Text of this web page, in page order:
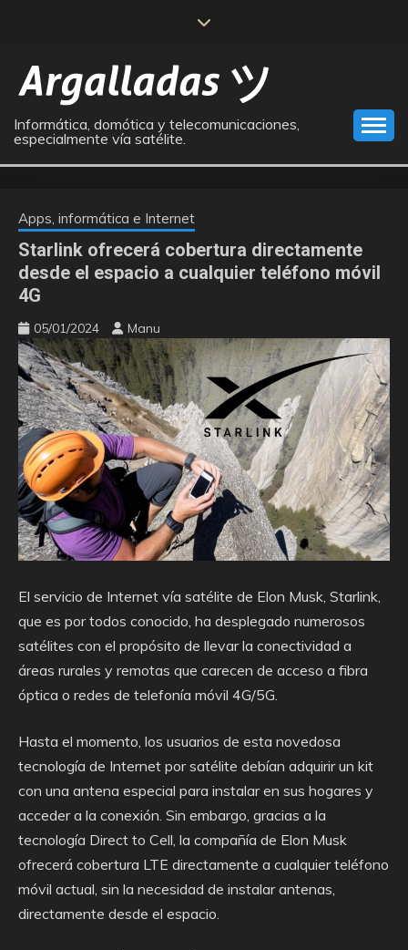
Informática, domótica y telecomunicaciones,
especialmente vía satélite.
Apps, informática e Internet
Starlink ofrecerá cobertura directamente
desde el espacio a cualquier teléfono móvil
4G
05/01/2024 Manu
El servicio de Internet vía satélite de Elon Musk, Starlink,
que es por todos conocido, ha desplegado numerosos
satélites con el propósito de llevar la conectividad a
áreas rurales y remotas que carecen de acceso a fibra
óptica o redes de telefonía móvil 4G/5G.
Hasta el momento, los usuarios de esta novedosa
tecnología de Internet por satélite debían adquirir un kit
con una antena especial para instalar en sus hogares y
acceder a la conexión. Sin embargo, gracias a la
tecnología Direct to Cell, la compañía de Elon Musk
ofrecerá cobertura LTE directamente a cualquier teléfono
móvil actual, sin la necesidad de instalar antenas,
directamente desde el espacio.